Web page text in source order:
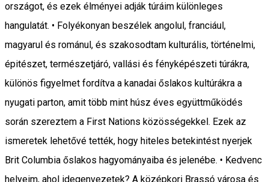
országot, és ezek élményei adják túráim különleges
hangulatát. • Folyékonyan beszélek angolul, franciául,
magyarul és románul, és szakosodtam kulturális, történelmi,
épitészet, természetjáró, vallási és fényképészeti túrákra,
különös figyelmet fordítva a kanadai őslakos kultúrákra a
nyugati parton, amit több mint húsz éves együttműködés
során szereztem a First Nations közösségekkel. Ezek az
ismeretek lehetővé tették, hogy hiteles betekintést nyerjek
Brit Columbia őslakos hagyományaiba és jelenébe. • Kedvenc
helyeim, ahol idegenvezetek? A középkori Brassó városa és